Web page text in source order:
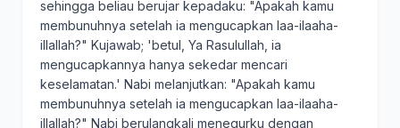
sehingga beliau berujar kepadaku: "Apakah kamu
membunuhnya setelah ia mengucapkan laa-ilaaha-
illallah?" Kujawab; 'betul, Ya Rasulullah, ia
mengucapkannya hanya sekedar mencari
keselamatan.' Nabi melanjutkan: "Apakah kamu
membunuhnya setelah ia mengucapkan laa-ilaaha-
illallah?" Nabi berulangkali menegurku dengan